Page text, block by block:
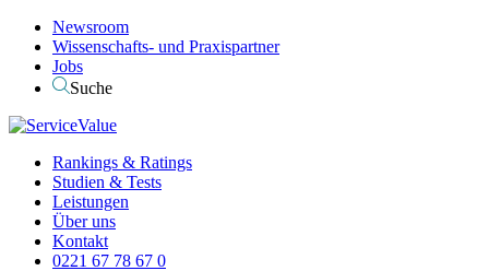
Newsroom
Wissenschafts- und Praxispartner
Jobs
Suche
Rankings & Ratings
Studien & Tests
Leistungen
Über uns
Kontakt
0221 67 78 67 0